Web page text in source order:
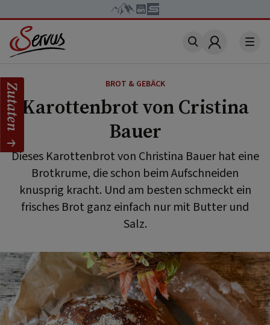
Account
BROT & GEBÄCK
Karottenbrot von Cristina
Bauer
Dieses Karottenbrot von Christina Bauer hat eine
Brotkrume, die schon beim Aufschneiden
knusprig kracht. Und am besten schmeckt ein
frisches Brot ganz einfach nur mit Butter und
Salz.
Zutaten